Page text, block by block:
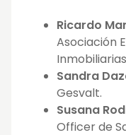
Ricardo
Asociación
Sandra
Gesvalt.
Susana
Officer de